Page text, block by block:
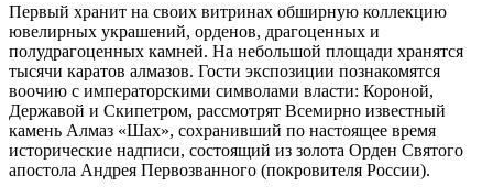
Первый хранит на своих витринах обширную коллекцию
ювелирных украшений, орденов, драгоценных и
полудрагоценных камней. На небольшой площади хранятся
тысячи каратов алмазов. Гости экспозиции познакомятся
воочию с императорскими символами власти: Короной,
Державой и Скипетром, рассмотрят Всемирно известный
камень Алмаз «Шах», сохранивший по настоящее время
исторические надписи, состоящий из золота Орден Святого
апостола Андрея Первозванного (покровителя России).